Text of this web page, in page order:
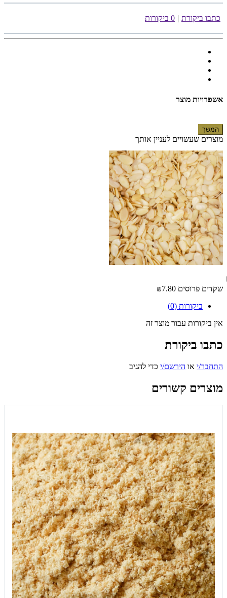
כתבו ביקורת | 0 ביקורות
אשפרויות מוצר
המשך
מוצרים שעשויים לעניין אותך
שקדים פרוסים ₪7.80
ביקורות (0)
אין ביקורות עבור מוצר זה
כתבו ביקורת
התחבר/י או הירשם/י כדי להגיב
מוצרים קשורים